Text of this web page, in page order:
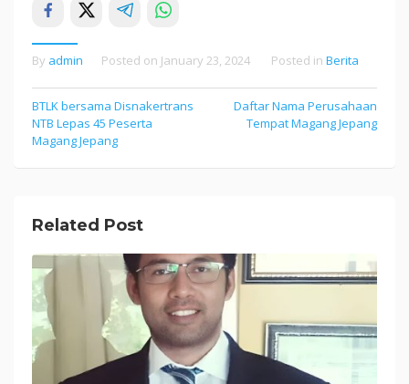
By admin Posted on January 23, 2024 Posted in Berita
Post
navigation
BTLK bersama Disnakertrans
NTB Lepas 45 Peserta
Magang Jepang
Daftar Nama Perusahaan
Tempat Magang Jepang
Related Post